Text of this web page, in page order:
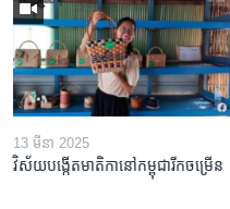
13 មីនា 2025
វិស័យ​បង្កើត​មាតិកា​នៅ​កម្ពុជា​រីក​ចម្រើន